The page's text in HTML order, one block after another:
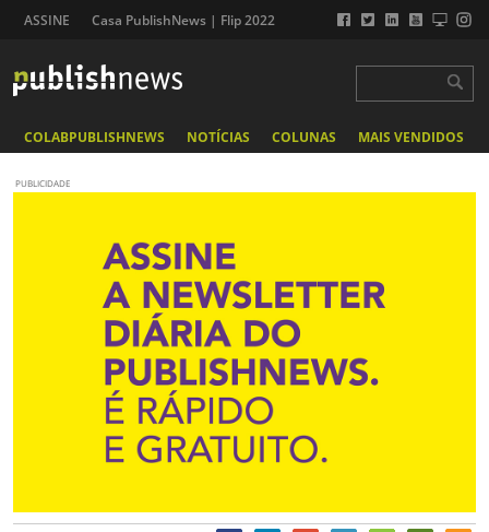
ASSINE Casa PublishNews | Flip 2022
COLABPUBLISHNEWS NOTÍCIAS COLUNAS MAIS VENDIDOS
PUBLICIDADE